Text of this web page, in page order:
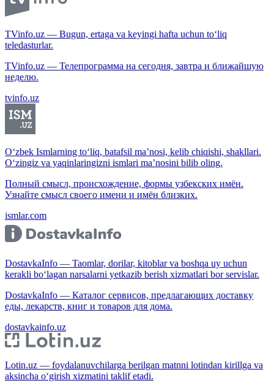
TVinfo.uz — Bugun, ertaga va keyingi hafta uchun to‘liq
teledasturlar.
TVinfo.uz — Телепрограмма на сегодня, завтра и ближайшую
неделю.
tvinfo.uz
O‘zbek Ismlarning to‘liq, batafsil ma’nosi, kelib chiqishi, shakllari.
O‘zingiz va yaqinlaringizni ismlari ma’nosini bilib oling.
Полный смысл, происхождение, формы узбекских имён.
Узнайте смысл своего имени и имён близких.
ismlar.com
DostavkaInfo — Taomlar, dorilar, kitoblar va boshqa uy uchun
kerakli bo‘lagan narsalarni yetkazib berish xizmatlari bor servislar.
DostavkaInfo — Каталог сервисов, предлагающих доставку
еды, лекарств, книг и товаров для дома.
dostavkainfo.uz
Lotin.uz — foydalanuvchilarga berilgan matnni lotindan kirillga va
aksincha o‘girish xizmatini taklif etadi.